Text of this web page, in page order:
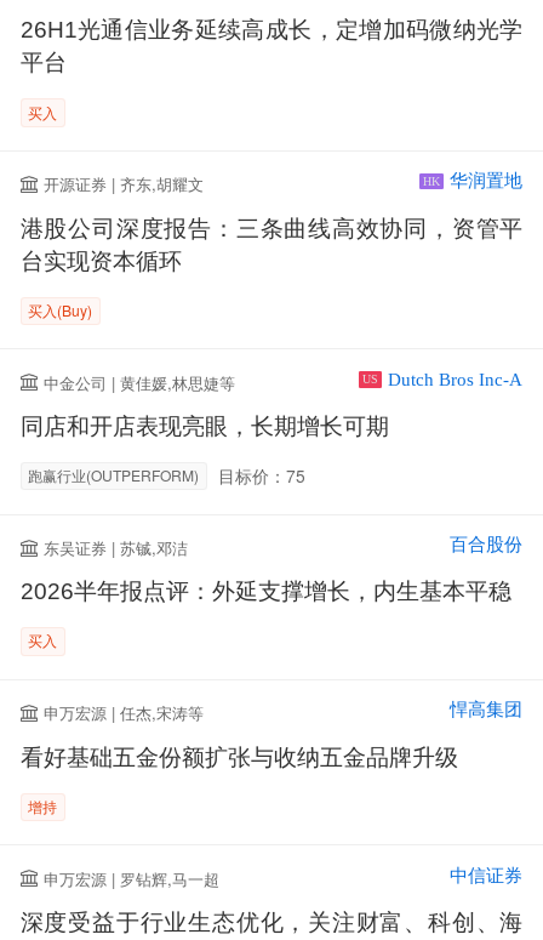
26H1光通信业务延续高成长，定增加码微纳光学
平台
买入
开源证券 | 齐东,胡耀文 HK 华润置地
港股公司深度报告：三条曲线高效协同，资管平
台实现资本循环
买入(Buy)
中金公司 | 黄佳媛,林思婕等 US Dutch Bros Inc-A
同店和开店表现亮眼，长期增长可期
跑赢行业(OUTPERFORM) 目标价：75
东吴证券 | 苏铖,邓洁 百合股份
2026半年报点评：外延支撑增长，内生基本平稳
买入
申万宏源 | 任杰,宋涛等 悍高集团
看好基础五金份额扩张与收纳五金品牌升级
增持
申万宏源 | 罗钻辉,马一超 中信证券
深度受益于行业生态优化，关注财富、科创、海